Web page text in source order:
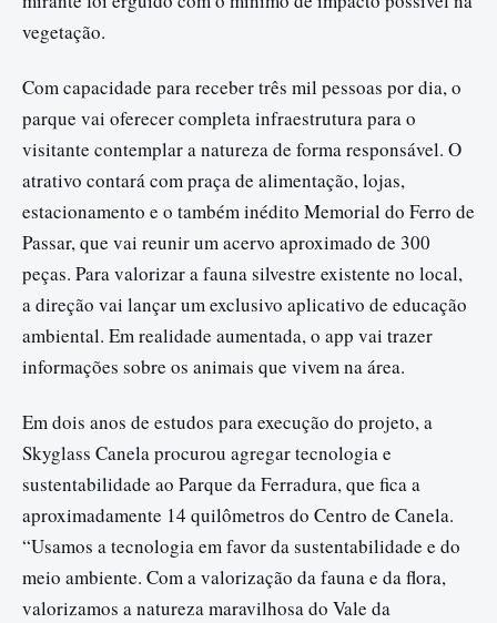
vegetação.
Com capacidade para receber três mil pessoas por dia, o
parque vai oferecer completa infraestrutura para o
visitante contemplar a natureza de forma responsável. O
atrativo contará com praça de alimentação, lojas,
estacionamento e o também inédito Memorial do Ferro de
Passar, que vai reunir um acervo aproximado de 300
peças. Para valorizar a fauna silvestre existente no local,
a direção vai lançar um exclusivo aplicativo de educação
ambiental. Em realidade aumentada, o app vai trazer
informações sobre os animais que vivem na área.
Em dois anos de estudos para execução do projeto, a
Skyglass Canela procurou agregar tecnologia e
sustentabilidade ao Parque da Ferradura, que fica a
aproximadamente 14 quilômetros do Centro de Canela.
“Usamos a tecnologia em favor da sustentabilidade e do
meio ambiente. Com a valorização da fauna e da flora,
valorizamos a natureza maravilhosa do Vale da